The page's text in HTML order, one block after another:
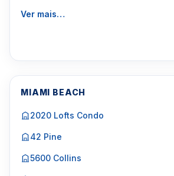
Ver mais…
MIAMI BEACH
2020 Lofts Condo
42 Pine
5600 Collins